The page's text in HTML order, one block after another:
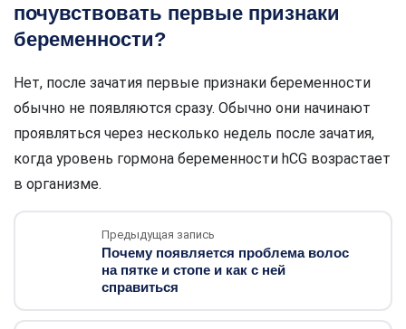
почувствовать первые признаки
беременности?
Нет, после зачатия первые признаки беременности
обычно не появляются сразу. Обычно они начинают
проявляться через несколько недель после зачатия,
когда уровень гормона беременности hCG возрастает
в организме.
Предыдущая запись
Почему появляется проблема волос
на пятке и стопе и как с ней
справиться